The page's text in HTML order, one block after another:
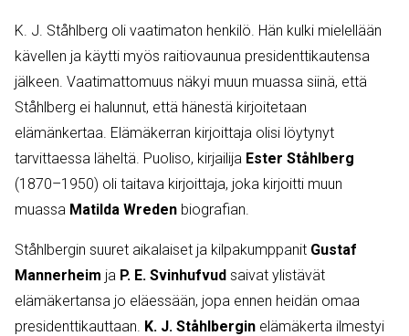
K. J. Ståhlberg oli vaatimaton henkilö. Hän kulki mielellään
kävellen ja käytti myös raitiovaunua presidenttikautensa
jälkeen. Vaatimattomuus näkyi muun muassa siinä, että
Ståhlberg ei halunnut, että hänestä kirjoitetaan
elämänkertaa. Elämäkerran kirjoittaja olisi löytynyt
tarvittaessa läheltä. Puoliso, kirjailija Ester Ståhlberg
(1870–1950) oli taitava kirjoittaja, joka kirjoitti muun
muassa Matilda Wreden biografian.
Ståhlbergin suuret aikalaiset ja kilpakumppanit Gustaf
Mannerheim ja P. E. Svinhufvud saivat ylistävät
elämäkertansa jo eläessään, jopa ennen heidän omaa
presidenttikauttaan. K. J. Ståhlbergin elämäkerta ilmestyi